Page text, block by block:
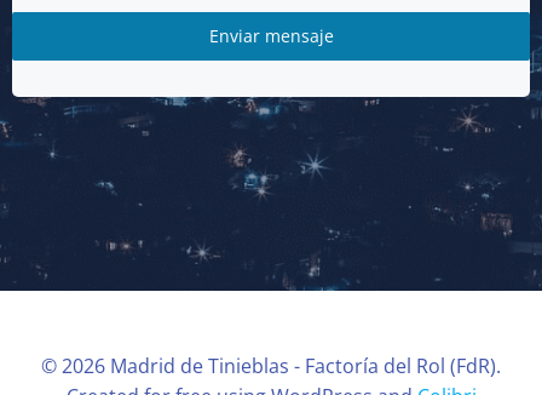
Enviar mensaje
© 2026 Madrid de Tinieblas - Factoría del Rol (FdR).